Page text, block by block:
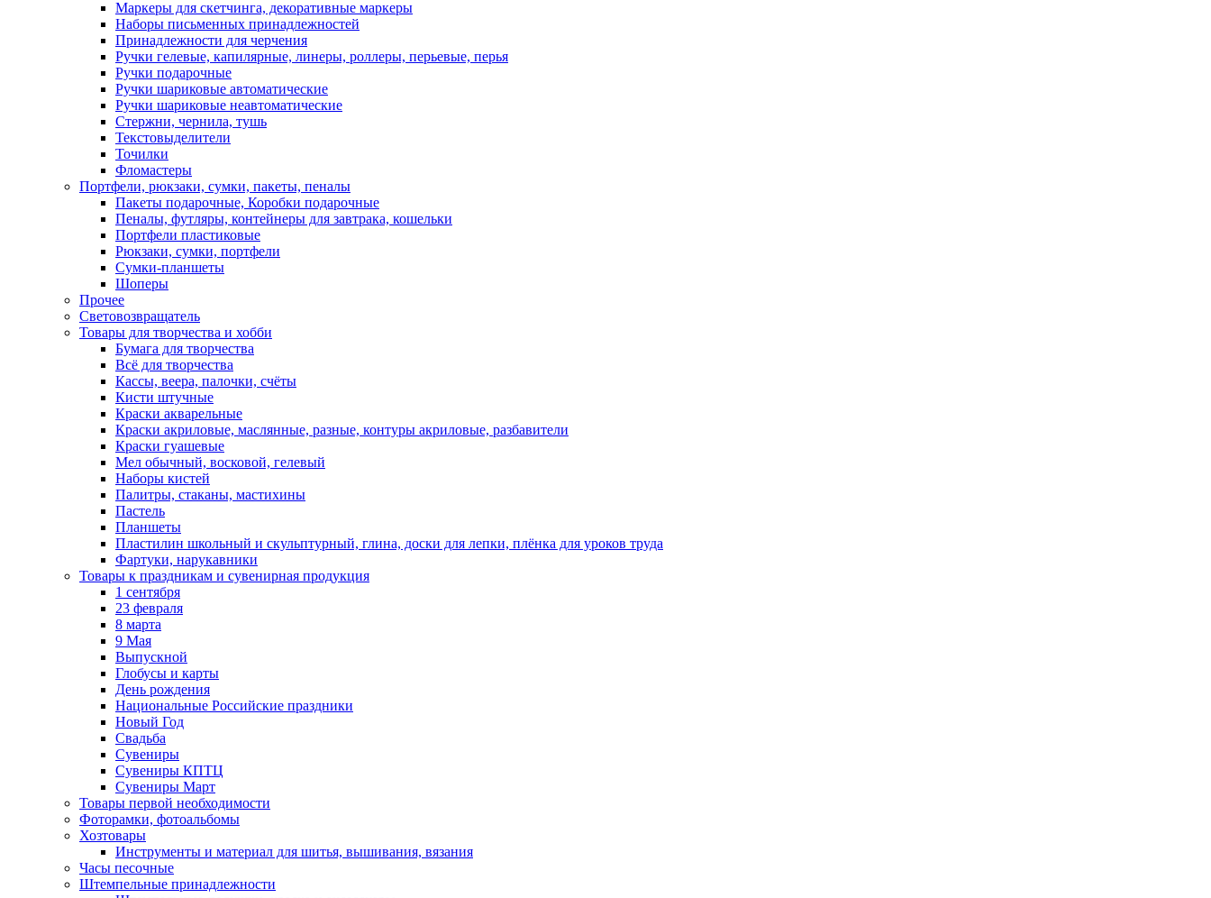
Маркеры для скетчинга, декоративные маркеры
Наборы письменных принадлежностей
Принадлежности для черчения
Ручки гелевые, капилярные, линеры, роллеры, перьевые, перья
Ручки подарочные
Ручки шариковые автоматические
Ручки шариковые неавтоматические
Стержни, чернила, тушь
Текстовыделители
Точилки
Фломастеры
Портфели, рюкзаки, сумки, пакеты, пеналы
Пакеты подарочные, Коробки подарочные
Пеналы, футляры, контейнеры для завтрака, кошельки
Портфели пластиковые
Рюкзаки, сумки, портфели
Сумки-планшеты
Шоперы
Прочее
Световозвращатель
Товары для творчества и хобби
Бумага для творчества
Всё для творчества
Кассы, веера, палочки, счёты
Кисти штучные
Краски акварельные
Краски акриловые, маслянные, разные, контуры акриловые, разбавители
Краски гуашевые
Мел обычный, восковой, гелевый
Наборы кистей
Палитры, стаканы, мастихины
Пастель
Планшеты
Пластилин школьный и скульптурный, глина, доски для лепки, плёнка для уроков труда
Фартуки, нарукавники
Товары к праздникам и сувенирная продукция
1 сентября
23 февраля
8 марта
9 Мая
Выпускной
Глобусы и карты
День рождения
Национальные Российские праздники
Новый Год
Свадьба
Сувениры
Сувениры КПТЦ
Сувениры Март
Товары первой необходимости
Фоторамки, фотоальбомы
Хозтовары
Инструменты и материал для шитья, вышивания, вязания
Часы песочные
Штемпельные принадлежности